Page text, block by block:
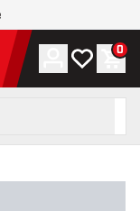
Account
La mia0